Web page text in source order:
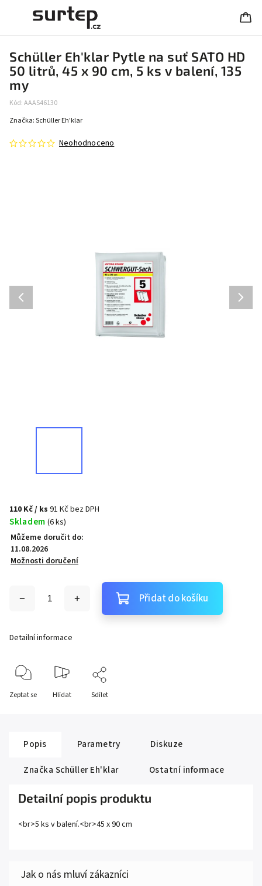
Schüller Eh'klar Pytle na suť SATO HD
50 litrů, 45 x 90 cm, 5 ks v balení, 135
my
Kód:AAAS46130
Neohodnoceno
Značka:Schüller Eh'klar
110 Kč/ ks 91 Kč bez DPH
Skladem (6 ks)
Můžeme doručit do:
11.08.2026
Možnosti doručení
Přidat do košíku
Detailní informace
Zeptat se Hlídat Sdílet
Popis Parametry
Diskuze
Značka Schüller Eh'klar Ostatní informace
Detailní popis produktu
<br>5 ks v balení.<br>45 x 90 cm